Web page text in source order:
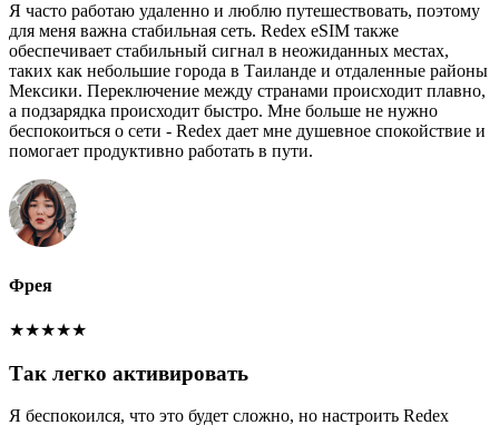
Я часто работаю удаленно и люблю путешествовать, поэтому
для меня важна стабильная сеть. Redex eSIM также
обеспечивает стабильный сигнал в неожиданных местах,
таких как небольшие города в Таиланде и отдаленные районы
Мексики. Переключение между странами происходит плавно,
а подзарядка происходит быстро. Мне больше не нужно
беспокоиться о сети - Redex дает мне душевное спокойствие и
помогает продуктивно работать в пути.
Фрея
★★★★★
Так легко активировать
Я беспокоился, что это будет сложно, но настроить Redex